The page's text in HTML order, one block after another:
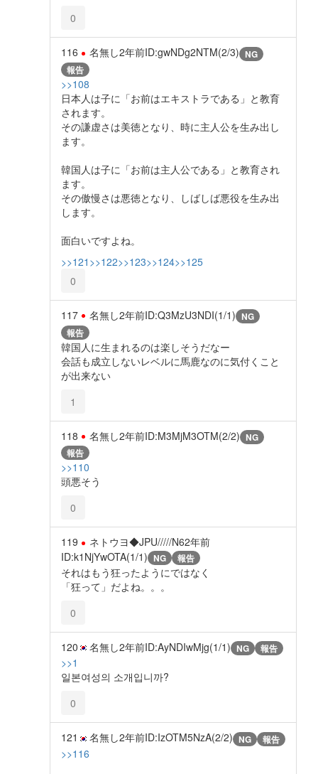
0
116 名無し2年前ID:gwNDg2NTM(2/3) NG
報告
>>108
日本人は子に「お前はエキストラである」と教育
されます。
その謙虚さは美徳となり、時に主人公を生み出し
ます。
韓国人は子に「お前は主人公である」と教育され
ます。
その傲慢さは悪徳となり、しばしば悪役を生み出
します。
面白いですよね。
>>121 >>122>>123>>124>>125
0
117 名無し2年前ID:Q3MzU3NDI(1/1) NG
報告
韓国人に生まれるのは楽しそうだなー
会話も成立しないレベルに馬鹿なのに気付くこと
が出来ない
1
118 名無し2年前ID:M3MjM3OTM(2/2) NG
報告
>>110
頭悪そう
0
119 ネトウヨ◆JPU/////N62年前
ID:k1NjYwOTA(1/1) NG 報告
それはもう狂ったようにではなく
「狂って」だよね。。。
0
120 名無し2年前ID:AyNDIwMjg(1/1) NG 報告
>>1
일본여성의 소개입니까?
0
121 名無し2年前ID:IzOTM5NzA(2/2) NG 報告
>>116